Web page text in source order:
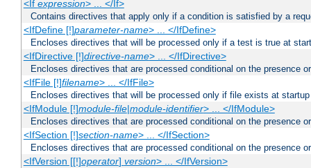
<If expression> ... </If>
Contains directives that apply only if a condition is satisfied by a
<IfDefine [!]parameter-name> ... </IfDefine>
Encloses directives that will be processed only if a test is true at
<IfDirective [!]directive-name> ... </IfDirective>
Encloses directives that are processed conditional on the presence
<IfFile [!]filename> ... </IfFile>
Encloses directives that will be processed only if file exists at startup
<IfModule [!]module-file|module-identifier> ... </IfModule>
Encloses directives that are processed conditional on the presence
<IfSection [!]section-name> ... </IfSection>
Encloses directives that are processed conditional on the presence
<IfVersion [[!]operator] version> ... </IfVersion>